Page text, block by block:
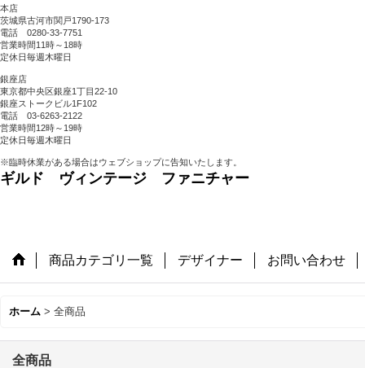
本店
茨城県古河市関戸1790-173
電話 0280-33-7751
営業時間11時～18時
定休日毎週木曜日
銀座店
東京都中央区銀座1丁目22-10
銀座ストークビル1F102
電話 03-6263-2122
営業時間12時～19時
定休日毎週木曜日
※臨時休業がある場合はウェブショップに告知いたします。
ギルド ヴィンテージ ファニチャー
商品カテゴリ一覧 デザイナー お問い合わせ
ホーム > 全商品
全商品